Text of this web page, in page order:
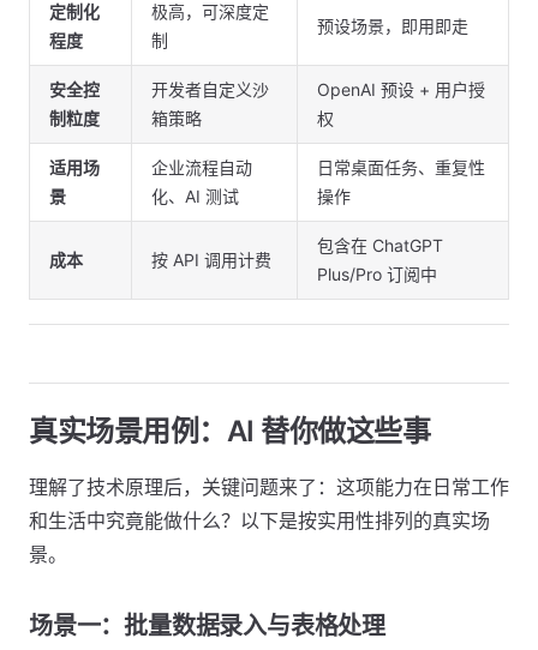
定制化
程度
极高，可深度定
制
预设场景，即用即走
安全控
制粒度
开发者自定义沙
箱策略
OpenAI 预设 + 用户授
权
适用场
景
企业流程自动
化、AI 测试
日常桌面任务、重复性
操作
成本 按 API 调用计费
包含在 ChatGPT
Plus/Pro 订阅中
真实场景用例：AI 替你做这些事
理解了技术原理后，关键问题来了：这项能力在日常工作
和生活中究竟能做什么？以下是按实用性排列的真实场
景。
场景一：批量数据录入与表格处理